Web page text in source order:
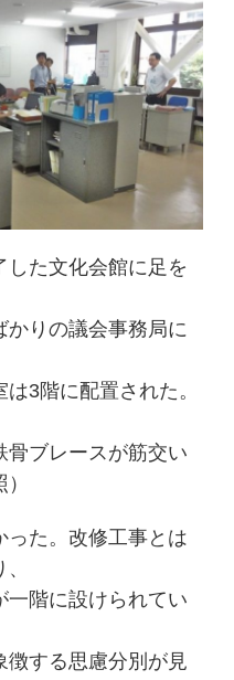
した文化会館に足を
かりの議会事務局に
3階に配置された。
骨ブレースが筋交い
った。改修工事とは
一階に設けられてい
徴する思慮分別が見